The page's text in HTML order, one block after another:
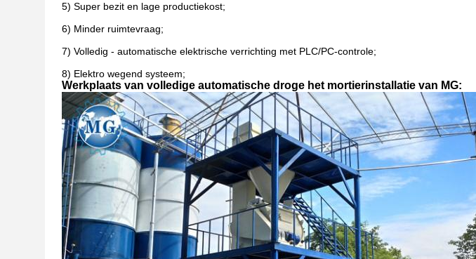
5) Super bezit en lage productiekost;
6) Minder ruimtevraag;
7) Volledig - automatische elektrische verrichting met PLC/PC-controle;
8) Elektro wegend systeem;
Werkplaats van volledige automatische droge het mortierinstallatie van MG: